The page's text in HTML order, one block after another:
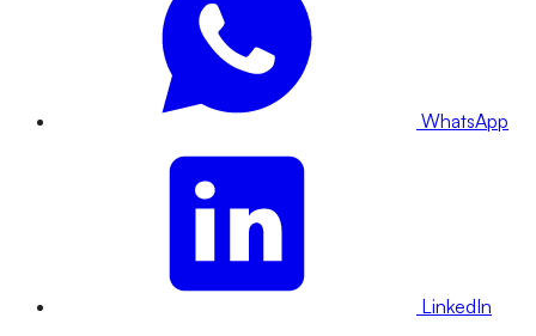
WhatsApp
LinkedIn